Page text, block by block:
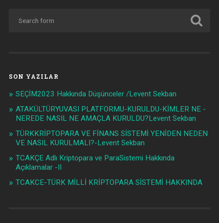
SON YAZILAR
SEÇİM2023 Hakkında Düşünceler /Levent Sekban
ATAKÜLTÜRYUVASI PLATFORMU-KURULDU-KİMLER NE -
NEREDE NASIL NE AMAÇLA KURULDU?Levent Sekban
TÜRKKRİPTOPARA VE FİNANS SİSTEMİ YENİDEN NEDEN
VE NASIL KURULMALI?-Levent Sekban
TCAKÇE Adlı Kriptopara ve ParaSistemi Hakkında
Açıklamalar -II
TCAKCE-TÜRK MİLLİ KRİPTOPARA SİSTEMİ HAKKINDA